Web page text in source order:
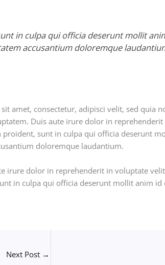
in culpa qui officia deserunt mollit
accusantium doloremque
amet, consectetur, adipisci velit, sed quia
Duis aute irure dolor in
sunt in culpa qui officia deserunt
doloremque laudantium.
irure dolor in reprehenderit in voluptate
in culpa qui officia deserunt mollit anim id
Next Post →